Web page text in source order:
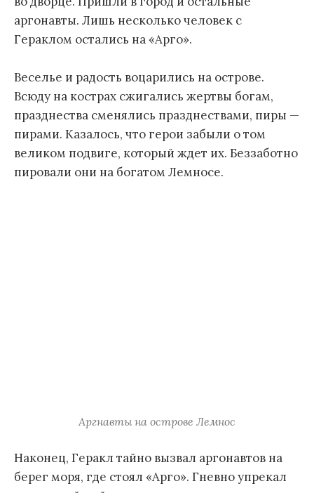
аргонавты. Лишь несколько человек с
Гераклом остались на «Арго».
Веселье и радость воцарились на острове.
Всюду на кострах сжигались жертвы богам,
празднества сменялись празднествами, пиры —
пирами. Казалось, что герои забыли о том
великом подвиге, который ждет их. Беззаботно
пировали они на богатом Лемносе.
Аргнавты на острове Лемнос
Наконец, Геракл тайно вызвал аргонавтов на
берег моря, где стоял «Арго». Гневно упрекал